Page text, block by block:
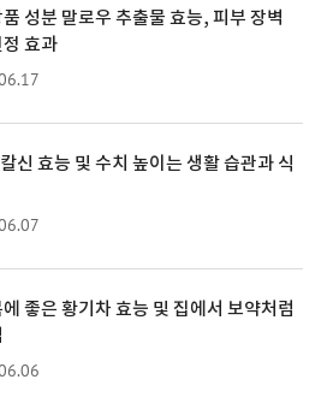
성분 말로우 추출물 효능, 피부 장벽
효과
신 효능 및 수치 높이는 생활 습관과 식
좋은 황기차 효능 및 집에서 보약처럼